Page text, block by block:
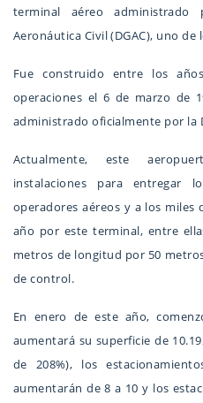
terminal aéreo
Aeronáutica Civil (DGAC), uno
Fue construido entre los
operaciones el 6 de marzo de
administrado oficialmente por la
Actualmente, este
instalaciones para entregar
operadores aéreos y a los miles
año por este terminal, entre
metros de longitud por 50
de control.
En enero de este año,
aumentará su superficie de
de 208%), los
aumentarán de 8 a 10 y los